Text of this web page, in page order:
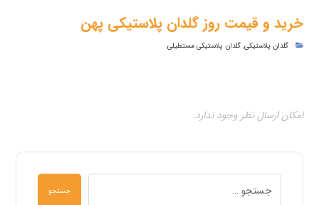
خرید و قیمت روز گلدان پلاستیکی پهن
گلدان پلاستیکی,گلدان پلاستیکی مستطیلی
امکان ارسال نظر وجود ندارد.
جستجو